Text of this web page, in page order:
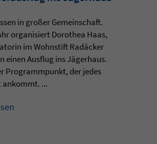
in großer Gemeinschaft.
organisiert Dorothea Haas,
im Wohnstift Radäcker
einen Ausflug ins Jägerhaus.
Programmpunkt, der jedes
ankommt. ...